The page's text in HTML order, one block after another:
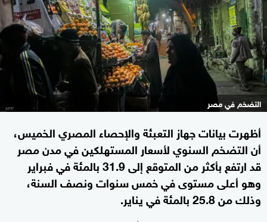
التضخم في مصر
أظهرت بيانات جهاز التعبئة والإحصاء المصري الخميس،
أن التضخم السنوي لأسعار المستهلكين في مدن مصر
قد ارتفع بأكثر من المتوقع إلى 31.9 بالمئة في فبراير
وهو أعلى مستوى في خمس سنوات ونصف السنة،
وذلك من 25.8 بالمئة في يناير.